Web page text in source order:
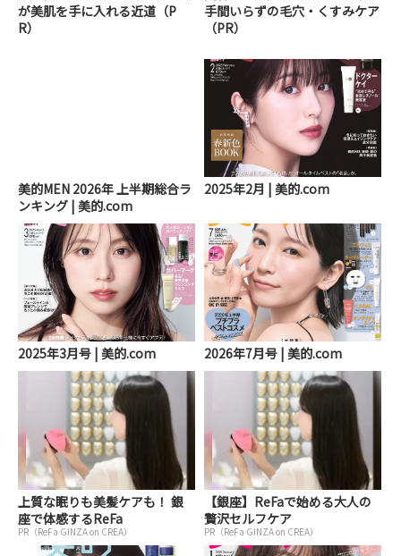
が美肌を手に入れる近道（P
R）
手間いらずの毛穴・くすみケア
（PR）
美的MEN 2026年 上半期総合ラ
ンキング | 美的.com
2025年2月 | 美的.com
2025年3月号 | 美的.com 2026年7月号 | 美的.com
上質な眠りも美髪ケアも！ 銀
座で体感するReFa
PR（ReFa GINZA on CREA）
【銀座】ReFaで始める大人の
贅沢セルフケア
PR（ReFa GINZA on CREA）